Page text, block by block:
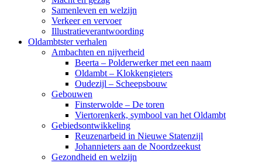
Samenleven en welzijn
Verkeer en vervoer
Illustratieverantwoording
Oldambtster verhalen
Ambachten en nijverheid
Beerta – Polderwerker met een naam
Oldambt – Klokkengieters
Oudezijl – Scheepsbouw
Gebouwen
Finsterwolde – De toren
Viertorenkerk, symbool van het Oldambt
Gebiedsontwikkeling
Reuzenarbeid in Nieuwe Statenzijl
Johannieters aan de Noordzeekust
Gezondheid en welzijn